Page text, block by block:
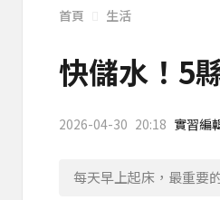
首頁 生活
快儲水！5
2026-04-30 20:18 實習編
每天早上起床，最重要